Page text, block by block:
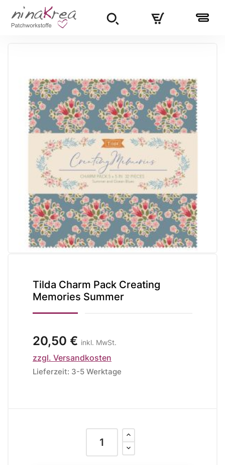
Tilda Charm Pack Creating
Memories Summer
20,50 € inkl. MwSt.
zzgl. Versandkosten
Lieferzeit: 3-5 Werktage